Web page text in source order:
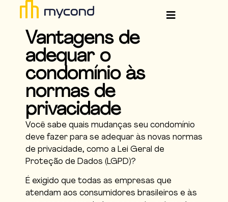
Vantagens de
adequar o
condomínio às
normas de
privacidade
Você sabe quais mudanças seu condomínio
deve fazer para se adequar às novas normas
de privacidade, como a Lei Geral de
Proteção de Dados (LGPD)?
É exigido que todas as empresas que
atendam aos consumidores brasileiros e às